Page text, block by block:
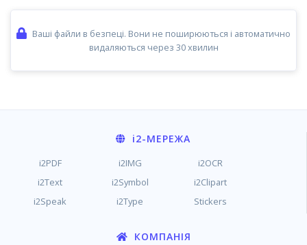
Ваші файли в безпеці. Вони не поширюються і автоматично
видаляються через 30 хвилин
i2-МЕРЕЖА
i2PDF i2IMG
i2OCR
i2Text
i2Symbol
i2Clipart
i2Speak
i2Type Stickers
КОМПАНІЯ